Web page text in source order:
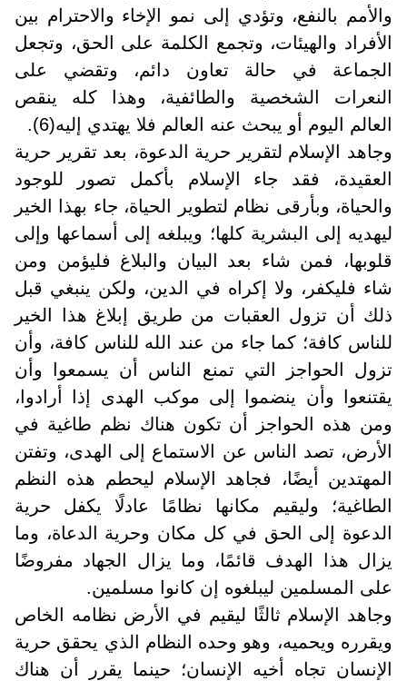
والأمم بالنفع، وتؤدي إلى نمو الإخاء والاحترام بين
الأفراد والهيئات، وتجمع الكلمة على الحق، وتجعل
الجماعة في حالة تعاون دائم، وتقضي على
النعرات الشخصية والطائفية، وهذا كله ينقص
العالم اليوم أو يبحث عنه العالم فلا يهتدي إليه(6).
وجاهد الإسلام لتقرير حرية الدعوة، بعد تقرير حرية
العقيدة، فقد جاء الإسلام بأكمل تصور للوجود
والحياة، وبأرقى نظام لتطوير الحياة، جاء بهذا الخير
ليهديه إلى البشرية كلها؛ ويبلغه إلى أسماعها وإلى
قلوبها، فمن شاء بعد البيان والبلاغ فليؤمن ومن
شاء فليكفر، ولا إكراه في الدين، ولكن ينبغي قبل
ذلك أن تزول العقبات من طريق إبلاغ هذا الخير
للناس كافة؛ كما جاء من عند الله للناس كافة، وأن
تزول الحواجز التي تمنع الناس أن يسمعوا وأن
يقتنعوا وأن ينضموا إلى موكب الهدى إذا أرادوا،
ومن هذه الحواجز أن تكون هناك نظم طاغية في
الأرض، تصد الناس عن الاستماع إلى الهدى، وتفتن
المهتدين أيضًا، فجاهد الإسلام ليحطم هذه النظم
الطاغية؛ وليقيم مكانها نظامًا عادلًا يكفل حرية
الدعوة إلى الحق في كل مكان وحرية الدعاة، وما
يزال هذا الهدف قائمًا، وما يزال الجهاد مفروضًا
على المسلمين ليبلغوه إن كانوا مسلمين.
وجاهد الإسلام ثالثًا ليقيم في الأرض نظامه الخاص
ويقرره ويحميه، وهو وحده النظام الذي يحقق حرية
الإنسان تجاه أخيه الإنسان؛ حينما يقرر أن هناك